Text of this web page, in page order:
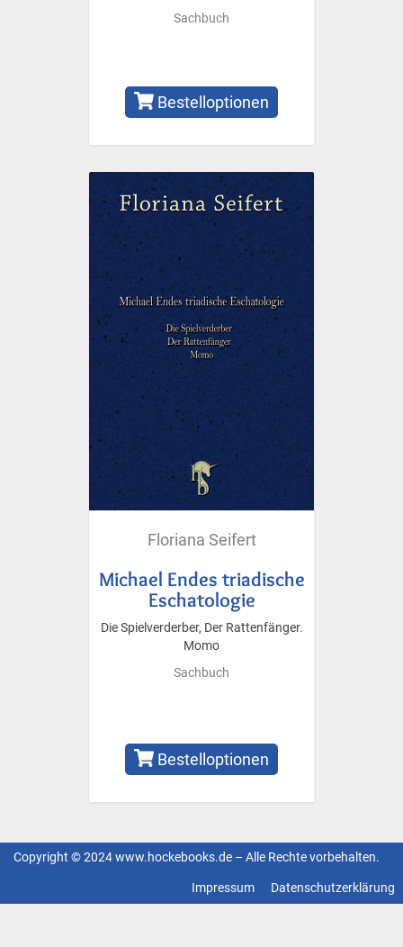
Sachbuch
Bestelloptionen
Floriana Seifert
Michael Endes triadische
Eschatologie
Die Spielverderber, Der Rattenfänger.
Momo
Sachbuch
Bestelloptionen
Copyright © 2024 www.hockebooks.de – Alle Rechte vorbehalten.
Datenschutzerklärung
Impressum